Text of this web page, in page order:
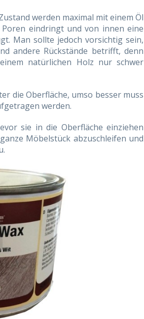
werden maximal mit einem Öl
eindringt und von innen eine
Man sollte jedoch vorsichtig sein,
andere Rückstände betrifft, denn
natürlichen Holz nur schwer
die Oberfläche, umso besser muss
werden.
sie in die Oberfläche einziehen
Möbelstück abzuschleifen und